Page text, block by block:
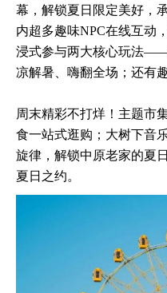
幕，解锁夏日限定美好，
内超多趣味NPC在线互动
浸式参与两大核心玩法
凉解暑、嗨翻全场；还有
周末精彩不打烊！主题市
食一站式逛购；大树下音
旋律，解锁中原老家的夏
夏日之约。